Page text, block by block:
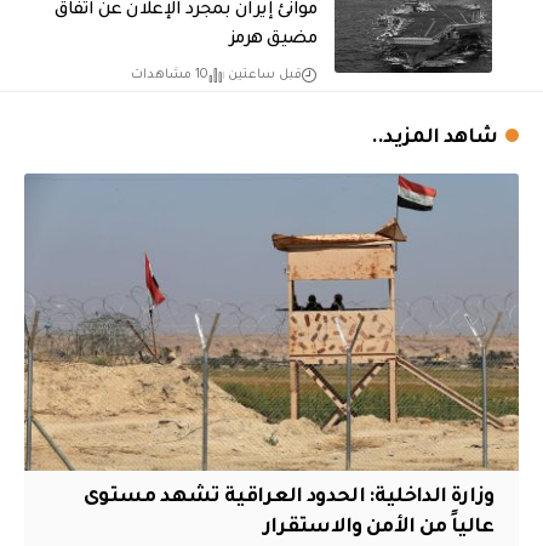
موانئ إيران بمجرد الإعلان عن اتفاق
مضيق هرمز
قبل ساعتين 10 مشاهدات
شاهد المزيد..
وزارة الداخلية: الحدود العراقية تشهد مستوى
عالياً من الأمن والاستقرار